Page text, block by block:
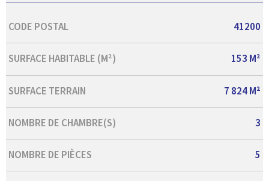
Caractérisque Valeurs
CODE POSTAL 41200
SURFACE HABITABLE (M²) 153 M²
SURFACE TERRAIN 7 824 M²
NOMBRE DE CHAMBRE(S) 3
NOMBRE DE PIÈCES 5